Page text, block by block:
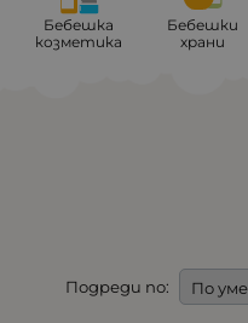
Бебешка
козметика
Бебешки
храни
Подреди по: